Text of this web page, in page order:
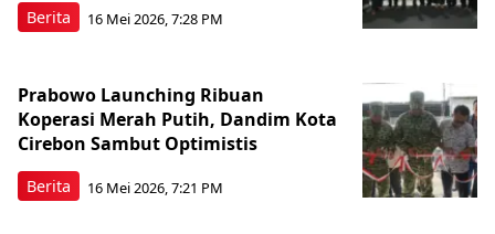
Berita 16 Mei 2026, 7:28 PM
Berita
Prabowo Launching Ribuan
Koperasi Merah Putih, Dandim Kota
Cirebon Sambut Optimistis
16 Mei 2026, 7:21 PM